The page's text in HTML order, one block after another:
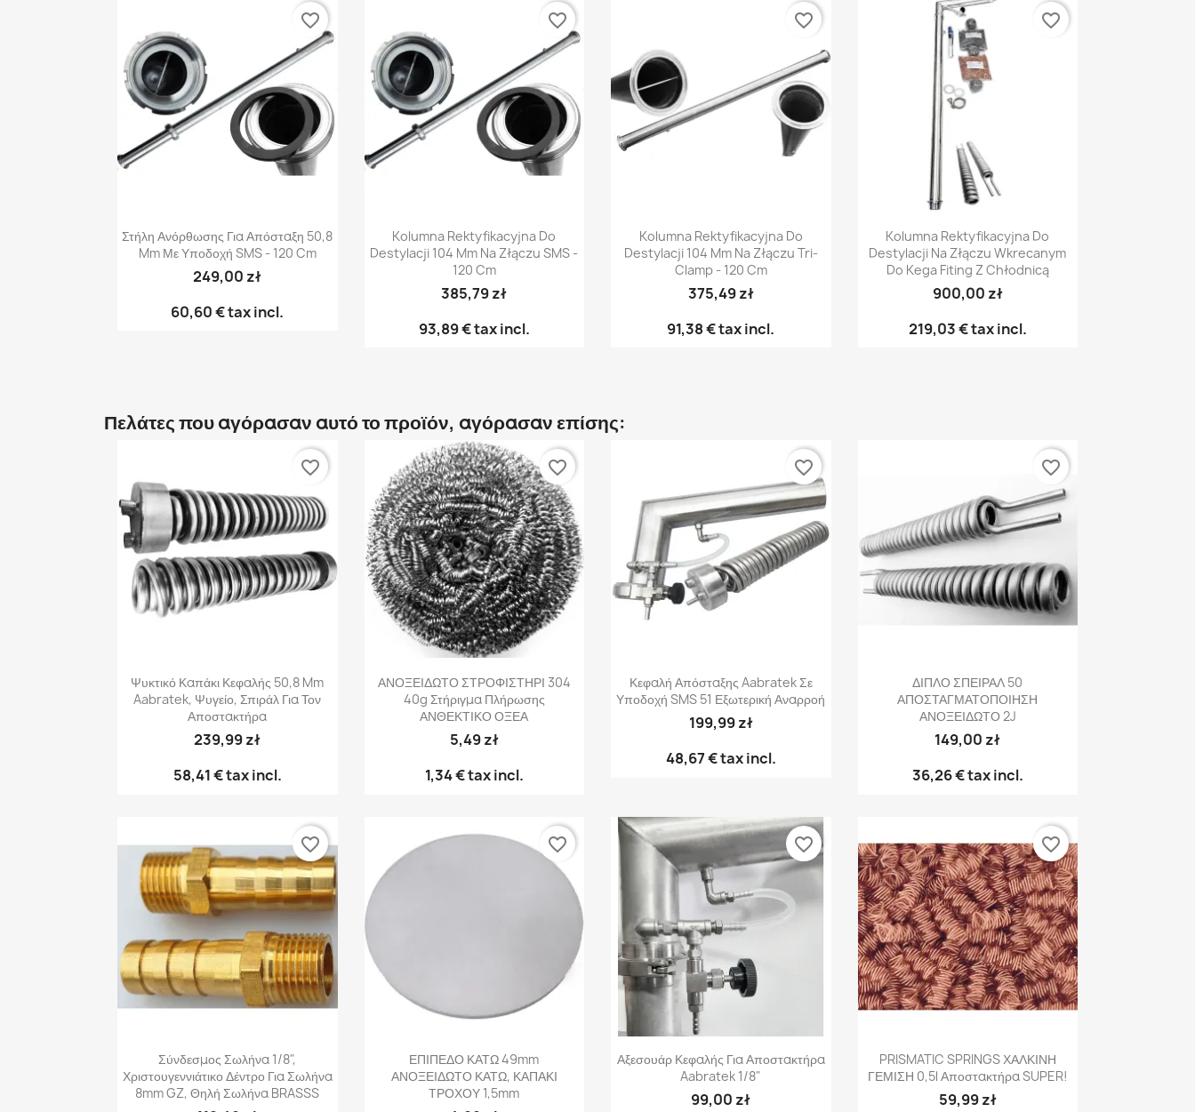
Γρήγορη προβολή
Στήλη Ανόρθωσης Για Απόσταξη 50,8
Mm Με Υποδοχή SMS - 120 Cm
249,00 zł
60,60 €tax incl.
favorite_border
Γρήγορη προβολή
Kolumna Rektyfikacyjna Do
Destylacji 104 Mm Na Złączu SMS -
120 Cm
385,79 zł
93,89 €tax incl.
favorite_border
Γρήγορη προβολή
Kolumna Rektyfikacyjna Do
Destylacji 104 Mm Na Złączu Tri-
Clamp - 120 Cm
375,49 zł
91,38 €tax incl.
favorite_border
Γρήγορη προβολή
Kolumna Rektyfikacyjna Do
Destylacji Na Złączu Wkrecanym
Do Kega Fiting Z Chłodnicą
900,00 zł
219,03 €tax incl.
favorite_border
Πελάτες που αγόρασαν αυτό το προϊόν, αγόρασαν επίσης:
 Γρήγορη προβολή
Ψυκτικό Καπάκι Κεφαλής 50,8 Mm
Aabratek, Ψυγείο, Σπιράλ Για Τον
Αποστακτήρα
239,99 zł
58,41 €tax incl.
favorite_border
Γρήγορη προβολή
ΑΝΟΞΕΙΔΩΤΟ ΣΤΡΟΦΙΣΤΗΡΙ 304
40g Στήριγμα Πλήρωσης
ΑΝΘΕΚΤΙΚΟ ΟΞΕΑ
5,49 zł
1,34 €tax incl.
favorite_border
 Γρήγορη προβολή
Κεφαλή Απόσταξης Aabratek Σε
Υποδοχή SMS 51 Εξωτερική Αναρροή
199,99 zł
48,67 €tax incl.
favorite_border
Γρήγορη προβολή
ΔΙΠΛΟ ΣΠΕΙΡΑΛ 50
ΑΠΟΣΤΑΓΜΑΤΟΠΟΙΗΣΗ
ΑΝΟΞΕΙΔΩΤΟ 2J
149,00 zł
36,26 €tax incl.
favorite_border
Γρήγορη προβολή
Σύνδεσμος Σωλήνα 1/8",
Χριστουγεννιάτικο Δέντρο Για Σωλήνα
8mm GZ, Θηλή Σωλήνα BRASSS
favorite_border
Γρήγορη προβολή
ΕΠΙΠΕΔΟ ΚΑΤΩ 49mm
ΑΝΟΞΕΙΔΩΤΟ ΚΑΤΩ, ΚΑΠΑΚΙ
ΤΡΟΧΟΥ 1,5mm
favorite_border
Γρήγορη προβολή
Αξεσουάρ Κεφαλής Για Αποστακτήρα
Aabratek 1/8"
99,00 zł
favorite_border
Γρήγορη προβολή
PRISMATIC SPRINGS ΧΑΛΚΙΝΗ
ΓΕΜΙΣΗ 0,5l Αποστακτήρα SUPER!
59,99 zł
favorite_border